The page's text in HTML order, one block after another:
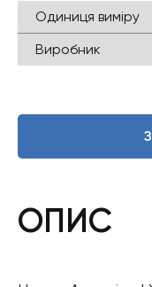
Одиниця виміру
Виробник
ОПИС